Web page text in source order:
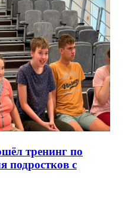
тренинг по
подростков с